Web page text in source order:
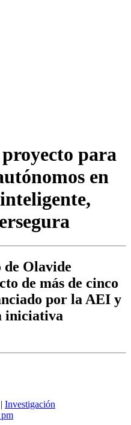
para
en
Olavide
de más de cinco
por la AEI y
iniciativa
| Investigación